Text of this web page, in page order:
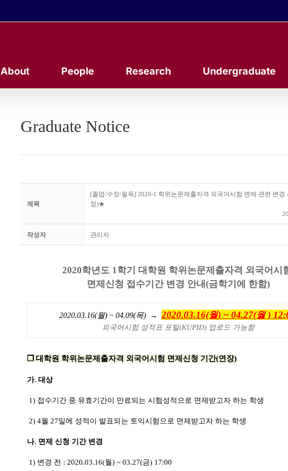
About People Research Undergraduate
Graduate Notice
제목
[졸업/수정/필독] 2020-1 학위논문제출자격 외국어시험 면제 관련 변경
정)★
작성자 관리자
2020학년도 1학기 대학원 학위논문제출자격 외국어시
면제신청 접수기간 변경 안내(금학기에 한함)
2020.03.16(월) ~ 04.09(목) → 2020.03.16(월) ~ 04.27(월 )
외국어시험 성적표 포털(KUPID) 업로드 가능함
❐ 대학원 학위논문제출자격 외국어시험 면제신청 기간(연장)
가. 대상
1) 접수기간 중 유효기간이 만료되는 시험성적으로 면제받고자 하는 학생
2) 4월 27일에 성적이 발표되는 토익시험으로 면제받고자 하는 학생
나. 면제 신청 기간 변경
1) 변경 전 : 2020.03.16(월) ~ 03.27(금) 17:00